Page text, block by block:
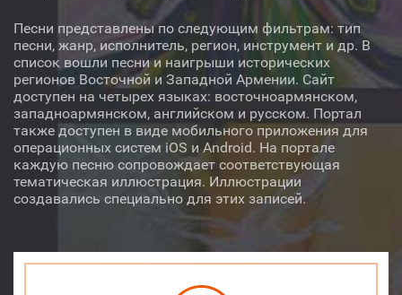
Инструмент
Аудио Видео О нас
Библиотека Лицензия
Песни представлены по следующим фильтрам: тип
песни, жанр, исполнитель, регион, инструмент и др. В
список вошли песни и наигрыши исторических
регионов Восточной и Западной Армении. Сайт
доступен на четырех языках: восточноармянском,
западноармянском, английском и русском. Портал
также доступен в виде мобильного приложения для
операционных систем iOS и Android. На портале
каждую песню сопровождает соответствующая
тематическая иллюстрация. Иллюстрации
создавались специально для этих записей.